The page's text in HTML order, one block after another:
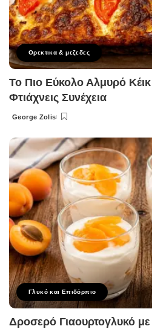
Ορεκτικα & μεζεδες
Το Πιο Εύκολο Αλμυρό
Φτιάχνεις Συνέχεια
Posted
George Zolis
Γλυκό και Επιδόρπιο
Δροσερό Γιαουρτογλυκό